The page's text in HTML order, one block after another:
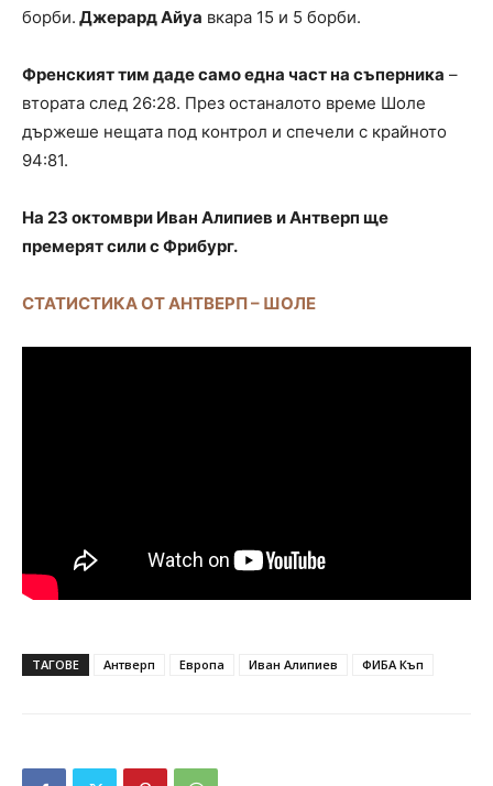
борби. Джерард Айуа вкара 15 и 5 борби.
Френският тим даде само една част на съперника –
втората след 26:28. През останалото време Шоле
държеше нещата под контрол и спечели с крайното
94:81.
На 23 октомври Иван Алипиев и Антверп ще
премерят сили с Фрибург.
СТАТИСТИКА ОТ АНТВЕРП – ШОЛЕ
ТАГОВЕ Антверп Европа Иван Алипиев ФИБА Къп